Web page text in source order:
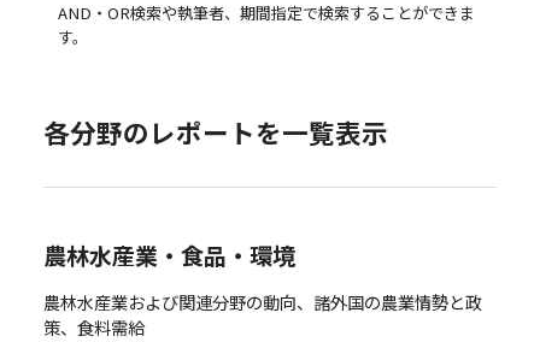
AND・OR検索や執筆者、期間指定で検索することができま
す。
各分野のレポートを一覧表示
農林水産業・食品・環境
農林水産業および関連分野の動向、諸外国の農業情勢と政
策、食料需給